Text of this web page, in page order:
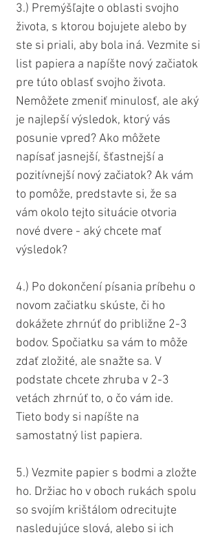
3.) Premýšľajte o oblasti svojho
života, s ktorou bojujete alebo by
ste si priali, aby bola iná. Vezmite si
list papiera a napíšte nový začiatok
pre túto oblasť svojho života.
Nemôžete zmeniť minulosť, ale aký
je najlepší výsledok, ktorý vás
posunie vpred? Ako môžete
napísať jasnejší, šťastnejší a
pozitívnejší nový začiatok? Ak vám
to pomôže, predstavte si, že sa
vám okolo tejto situácie otvoria
nové dvere - aký chcete mať
výsledok?
4.) Po dokončení písania príbehu o
novom začiatku skúste, či ho
dokážete zhrnúť do približne 2-3
bodov. Spočiatku sa vám to môže
zdať zložité, ale snažte sa. V
podstate chcete zhruba v 2-3
vetách zhrnúť to, o čo vám ide.
Tieto body si napíšte na
samostatný list papiera.
5.) Vezmite papier s bodmi a zložte
ho. Držiac ho v oboch rukách spolu
so svojím krištálom odrecitujte
nasledujúce slová, alebo si ich